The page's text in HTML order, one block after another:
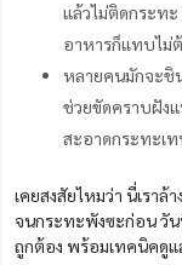
แล้วไม่ติดกระท
อาหารก็แทบไม่
หลายคนมักจะชิ
ช่วยขัดคราบฝัง
สะอาดกระทะเ
เคยสงสัยไหมว่า นี่เราล้
จนกระทะพังซะก่อน วัน
ถูกต้อง พร้อมเทคนิคดูแ